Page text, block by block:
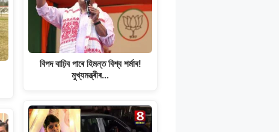
বিপদ বাঢ়িব পাৰে হিমন্ত বিশ্ব শৰ্মাৰ!
মুখ্যমন্ত্ৰীৰ…